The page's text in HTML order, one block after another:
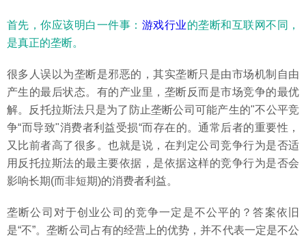
首先，你应该明白一件事： 游戏行业的垄断和互联网不同，
是真正的垄断。
很多人误以为垄断是邪恶的，其实垄断只是由市场机制自由
产生的最后状态。有的产业里，垄断反而是市场竞争的最优
解。反托拉斯法只是为了防止垄断公司可能产生的"不公平竞
争“而导致"消费者利益受损“而存在的。通常后者的重要性，
又比前者高了很多。也就是说，在判定公司竞争行为是否适
用反托拉斯法的最主要依据，是依据这样的竞争行为是否会
影响长期(而非短期)的消费者利益。
垄断公司对于创业公司的竞争一定是不公平的？答案依旧
是“不”。垄断公司占有的经营上的优势，并不代表一定是不公